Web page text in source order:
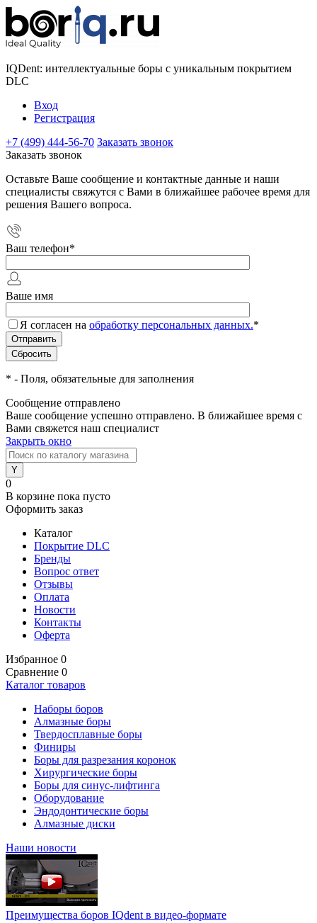
IQDent: интеллектуальные боры с уникальным покрытием
DLC
Вход
Регистрация
+7 (499) 444-56-70 Заказать звонок
Заказать звонок
Оставьте Ваше сообщение и контактные данные и наши
специалисты свяжутся с Вами в ближайшее рабочее время для
решения Вашего вопроса.
Ваш телефон*
Ваше имя
Я согласен на обработку персональных данных.*
* - Поля, обязательные для заполнения
Сообщение отправлено
Ваше сообщение успешно отправлено. В ближайшее время с
Вами свяжется наш специалист
Закрыть окно
0
В корзине пока пусто
Оформить заказ
Каталог
Покрытие DLC
Бренды
Вопрос ответ
Отзывы
Оплата
Новости
Контакты
Оферта
Избранное 0
Сравнение 0
Каталог товаров
Наборы боров
Алмазные боры
Твердосплавные боры
Финиры
Боры для разрезания коронок
Хирургические боры
Боры для синус-лифтинга
Оборудование
Эндодонтические боры
Алмазные диски
Наши новости
Преимущества боров IQdent в видео-формате